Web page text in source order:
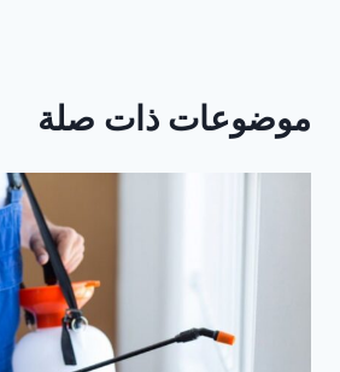
موضوعات ذات صلة